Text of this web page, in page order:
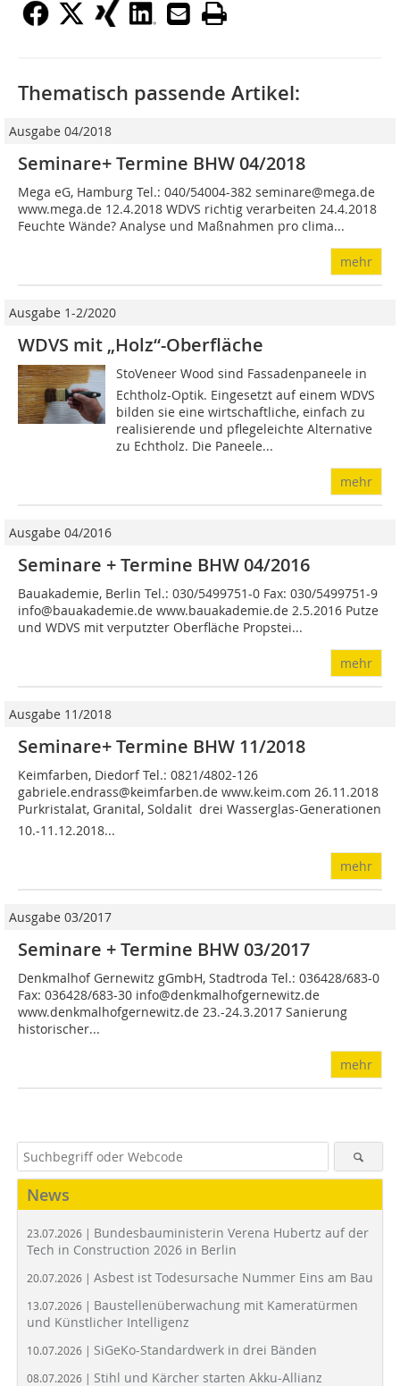
Thematisch passende Artikel:
Ausgabe 04/2018
Seminare+ Termine BHW 04/2018
Mega eG, Hamburg Tel.: 040/54004-382 seminare@mega.de
www.mega.de 12.4.2018 WDVS richtig verarbeiten 24.4.2018
Feuchte Wände? Analyse und Maßnahmen pro clima...
mehr
Ausgabe 1-2/2020
WDVS mit „Holz“-Oberfläche
StoVeneer Wood sind Fassadenpaneele in
Echtholz-Optik. Eingesetzt auf einem WDVS
bilden sie eine wirtschaftliche, einfach zu
realisierende und pflegeleichte Alternative
zu Echtholz. Die Paneele...
mehr
Ausgabe 04/2016
Seminare + Termine BHW 04/2016
Bauakademie, Berlin Tel.: 030/5499751-0 Fax: 030/5499751-9
info@bauakademie.de www.bauakademie.de 2.5.2016 Putze
und WDVS mit verputzter Oberfläche Propstei...
mehr
Ausgabe 11/2018
Seminare+ Termine BHW 11/2018
Keimfarben, Diedorf Tel.: 0821/4802-126
gabriele.endrass@keimfarben.de www.keim.com 26.11.2018
Purkristalat, Granital, Soldalit  drei Wasserglas-Generationen
10.-11.12.2018...
mehr
Ausgabe 03/2017
Seminare + Termine BHW 03/2017
Denkmalhof Gernewitz gGmbH, Stadtroda Tel.: 036428/683-0
Fax: 036428/683-30 info@denkmalhofgernewitz.de
www.denkmalhofgernewitz.de 23.-24.3.2017 Sanierung
historischer...
mehr
News
23.07.2026 | Bundesbauministerin Verena Hubertz auf der
Tech in Construction 2026 in Berlin
20.07.2026 | Asbest ist Todesursache Nummer Eins am Bau
13.07.2026 | Baustellenüberwachung mit Kameratürmen
und Künstlicher Intelligenz
10.07.2026 | SiGeKo-Standardwerk in drei Bänden
08.07.2026 | Stihl und Kärcher starten Akku-Allianz